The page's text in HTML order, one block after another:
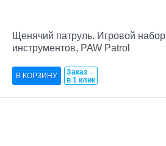
Щенячий патруль. Игровой набор
инструментов, PAW Patrol
Заказ
в 1 клик